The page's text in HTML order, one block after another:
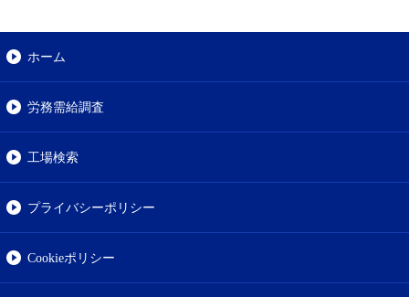
ホーム
労務需給調査
工場検索
プライバシーポリシー
Cookieポリシー